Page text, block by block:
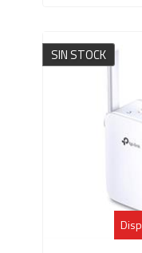
SIN STOCK